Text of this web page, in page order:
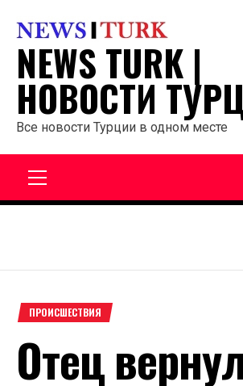
содержанию
NEWS TURK |
НОВОСТИ
Все новости Турции в одном месте
ПРОИСШЕСТВИЯ
Отец